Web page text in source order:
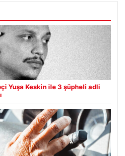
Yuşa Keskin ile 3 şüpheli adli